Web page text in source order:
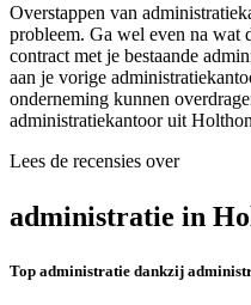
Overstappen van
probleem. Ga wel even na wat
contract met je bestaande
aan je vorige
onderneming kunnen
administratiekantoor uit
Lees de recensies over
administratie in
Top administratie dankzij